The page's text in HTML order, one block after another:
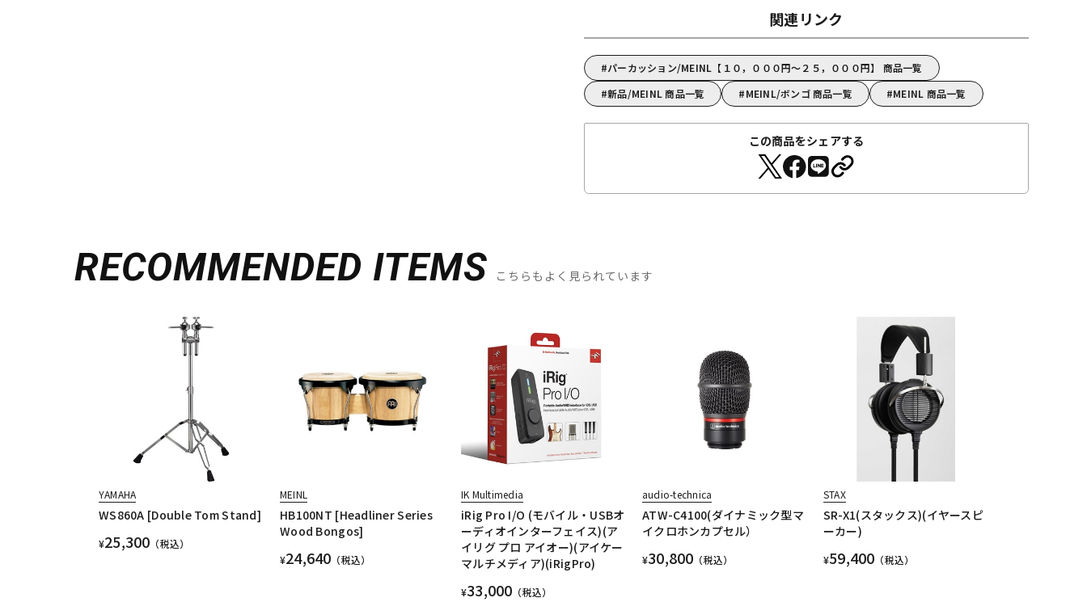
関連リンク
パーカッション/MEINL【１０，０００円～２５，０００円】 商品一覧
新品/MEINL 商品一覧
MEINL/ボンゴ 商品一覧 MEINL 商品一覧
この商品をシェアする
RECOMMENDED ITEMS こちらもよく見られています
YAMAHA
WS860A [Double Tom Stand]
¥25,300 （税込）
MEINL
HB100NT [Headliner Series
Wood Bongos]
¥24,640 （税込）
IK Multimedia
iRig Pro I/O (モバイル・USBオ
ーディオインターフェイス)(ア
イリグ プロ アイオー)(アイケー
マルチメディア)(iRigPro)
¥33,000 （税込）
audio-technica
ATW-C4100(ダイナミック型マ
イクロホンカプセル）
¥30,800 （税込）
STAX
SR-X1(スタックス)(イヤースピ
ーカー)
¥59,400 （税込）